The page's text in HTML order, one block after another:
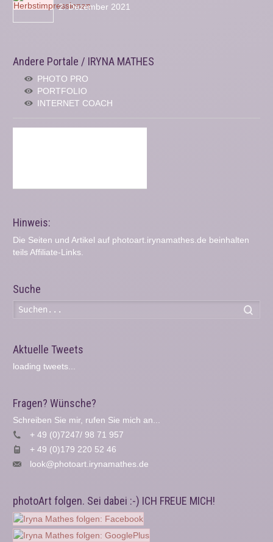
2. Dezember 2021
Andere Portale / IRYNA MATHES
PHOTO PRO
PORTFOLIO
INTERNET COACH
Hinweis:
Die Seiten und Artikel auf photoart.irynamathes.de beinhalten
teils Affiliate-Links.
Suche
Aktuelle Tweets
loading tweets...
Fragen? Wünsche?
Schreiben Sie mir, rufen Sie mich an...
+ 49 (0)7247/ 98 71 957
+ 49 (0)179 220 52 46
look@photoart.irynamathes.de
photoArt folgen. Sei dabei :-) ICH FREUE MICH!